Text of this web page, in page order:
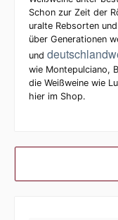
Schon zur Zeit der
uralte Rebsorten
über Generationen
und
wie Montepulciano,
die Weißweine wie
hier im Shop.